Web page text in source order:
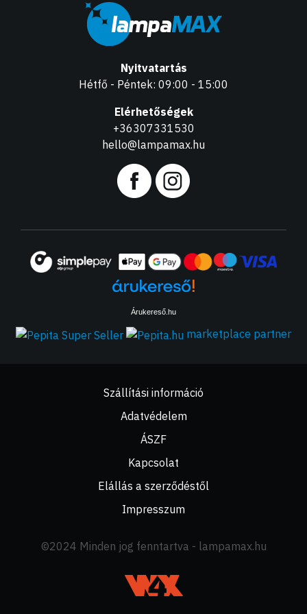
Nyitvatartás
Hétfő - Péntek: 09:00 - 15:00
Elérhetőségek
+36307331530
hello@lampamax.hu
Árukereső.hu
marketplace partner
Szállítási információ
Adatvédelem
ÁSZF
Kapcsolat
Elállás a szerződéstől
Impresszum
©2024 Minden jog fenntartva - lampamax.hu